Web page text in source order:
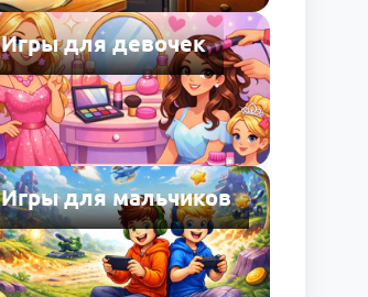
Игры для девочек
Игры для мальчиков